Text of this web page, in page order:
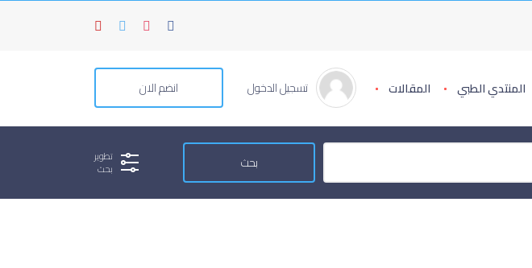
المنتدي الطبي المقالات تسجيل الدخول انضم الان
تطوير
بحث